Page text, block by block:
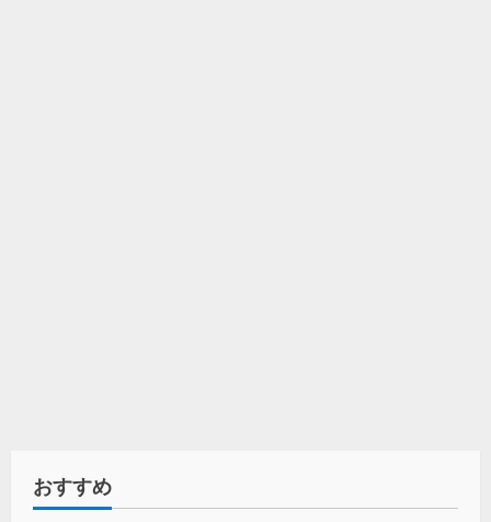
おすすめ